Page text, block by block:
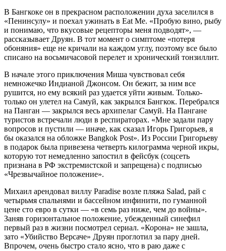
В Бангкоке он в прекрасном расположении духа заселился в
«Пенинсулу» и поехал ужинать в Eat Me. «Пробую вино, рыбу
и понимаю, что вкусовые рецепторы меня подводят», —
рассказывает Друян. В тот момент о симптоме «потеря
обоняния» еще не кричали на каждом углу, поэтому все было
списано на восьмичасовой перелет и хронический тонзиллит.
В начале этого приключения Миша чувствовал себя
немножечко Индианой Джонсом. Он бежит, за ним все
рушится, но ему всякий раз удается уйти живым. Только-
только он улетел на Самуй, как закрылся Бангкок. Перебрался
на Панган — закрылся весь архипелаг Самуй. На Пангане
туристов встречали люди в респираторах. «Мне задали пару
вопросов и пустили — иначе, как сказал Игорь Григорьев, я
бы оказался на обложке Bangkok Post». Из России Григорьеву
в подарок была привезена четверть килограмма черной икры,
которую тот немедленно запостил в фейсбук (соцсеть
признана в РФ экстремистской и запрещена) с подписью
«Чрезвычайное положение».
Михаил арендовал виллу Paradise возле пляжа Salad, рай с
четырьмя спальнями и бассейном инфинити, по гуманной
цене сто евро в сутки — «в семь раз ниже, чем до войны».
Заняв горизонтальное положение, убежденный синефил
первый раз в жизни посмотрел сериал. «Корона» не зашла,
зато «Убийство Версаче» Друян проглотил за пару дней.
Впрочем, очень быстро стало ясно, что в раю даже с